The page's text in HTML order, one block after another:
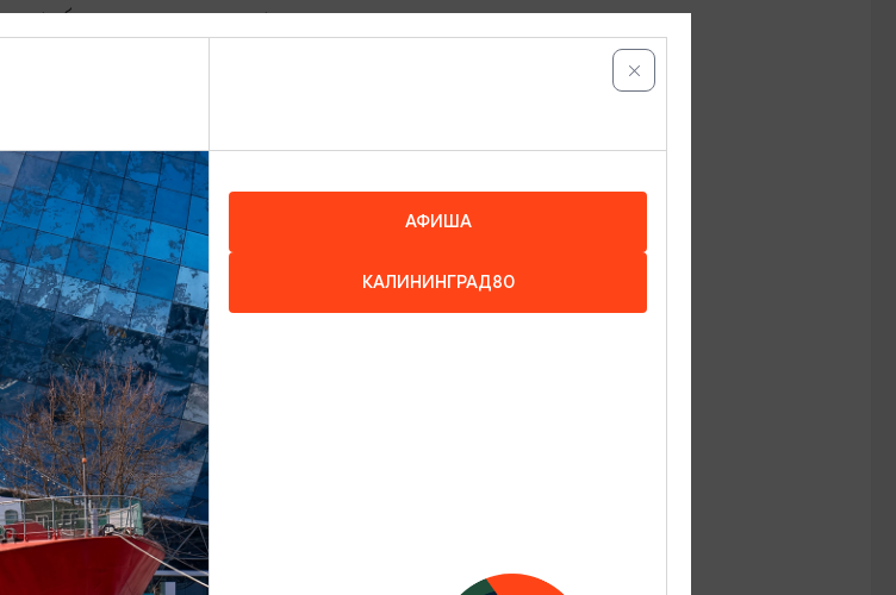
футболом, раскрасками и фломастерами..
Показать на карте
11:00-22:00
АФИША
КАЛИНИНГРАД80